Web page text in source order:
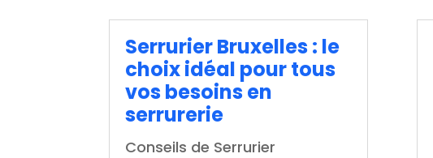
Serrurier Bruxelles : le
choix idéal pour tous
vos besoins en
serrurerie
Conseils de Serrurier